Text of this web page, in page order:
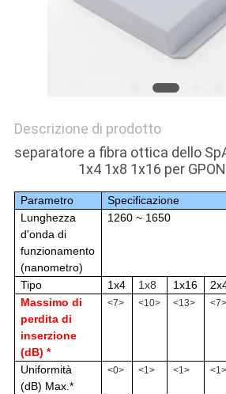
Descrizione di prodotto
separatore a fibra ottica dello
1x4 1x8 1x16 per
Parametro
Specificazione
Lunghezza
d'onda di
funzionamento
(nanometro)
1260 ~ 1650
Tipo 1x4 1x8 1x16
Massimo di
perdita di
inserzione
(dB) *
<7> <10> <13> <7>
Uniformità
(dB) Max.*
<0> <1> <1> <1>